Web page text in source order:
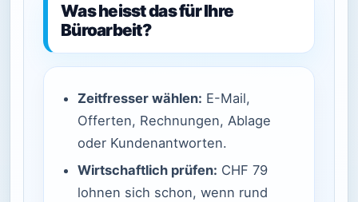
Was heisst das für Ihre
Büroarbeit?
Zeitfresser wählen: E-Mail,
Offerten, Rechnungen, Ablage
oder Kundenantworten.
Wirtschaftlich prüfen: CHF 79
lohnen sich schon, wenn rund